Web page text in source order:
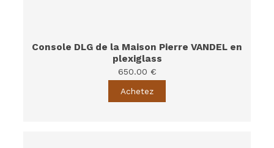
Console DLG de la Maison Pierre VANDEL en
plexiglass
650.00 €
Achetez